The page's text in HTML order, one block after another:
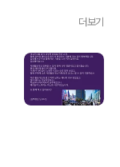
더보기